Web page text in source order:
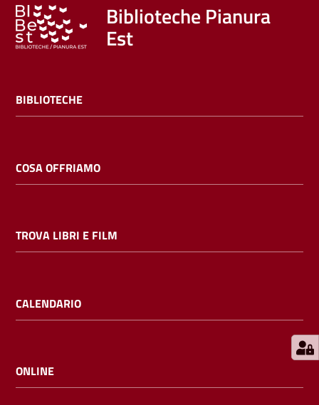
Calendario
Bambini
E
l
i
Biblioteche Pianura
Est
BIBLIOTECHE
COSA OFFRIAMO
TROVA LIBRI E FILM
CALENDARIO
ONLINE